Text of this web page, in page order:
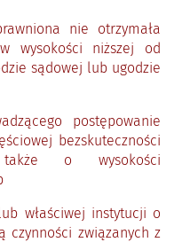
nie otrzymała
wysokości niższej od
sądowej lub ugodzie
postępowanie
bezskuteczności
o wysokości
właściwej instytucji o
czynności związanych z